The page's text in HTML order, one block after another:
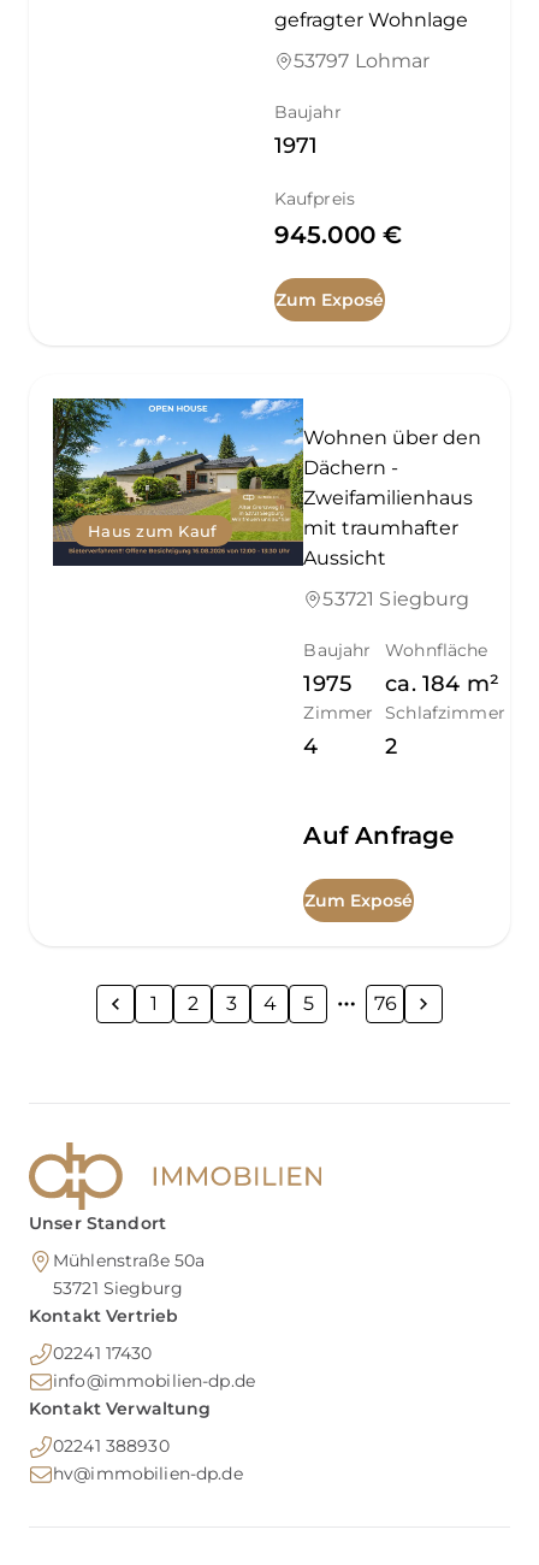
gefragter Wohnlage
53797 Lohmar
Baujahr
1971
Kaufpreis
945.000 €
Zum Exposé
Haus zum Kauf
Wohnen über den
Dächern -
Zweifamilienhaus
mit traumhafter
Aussicht
53721 Siegburg
Baujahr
1975
Wohnfläche
ca. 184 m²
Zimmer
4
Schlafzimmer
2
Auf Anfrage
Zum Exposé
1 2 3 4 5 76
Unser Standort
Mühlenstraße 50a
53721 Siegburg
Kontakt Vertrieb
02241 17430
info@immobilien-dp.de
Kontakt Verwaltung
02241 388930
hv@immobilien-dp.de